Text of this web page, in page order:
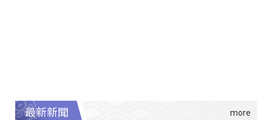
最新新聞